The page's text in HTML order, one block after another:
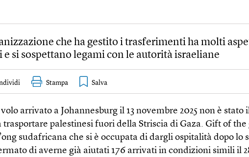
che ha gestito i trasferimenti ha molti
e si sospettano legami con le autorità israeliane
Stampa
arrivato a Johannesburg il 13 novembre 2025 non è stato
trasportare palestinesi fuori della Striscia di Gaza. Gift of the
sudafricana che si è occupata di dargli ospitalità dopo lo
di averne già aiutati 176 arrivati in condizioni simili il